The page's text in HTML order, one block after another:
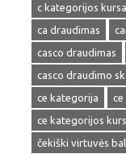
c kategorijos
ca draudimas
casco draudimas
casco draudimo
ce kategorija
ce
ce kategorijos
čekiški virtuvės